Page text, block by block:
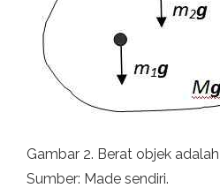
Gambar 2. Berat objek
Sumber: Made sendiri.